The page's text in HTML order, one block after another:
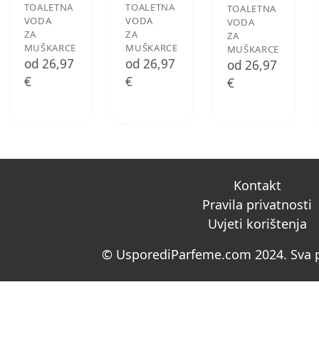
TOALETNA
VODA
ZA
MUŠKARCE
od 26,97
€
TOALETNA
VODA
ZA
MUŠKARCE
od 26,97
€
TOALETNA
VODA
ZA
MUŠKARCE
od 26,97
€
Kontakt
Pravila privatnosti
Uvjeti korištenja
© UsporediParfeme.com 2024. Sva